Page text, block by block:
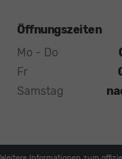
Öffnungszeiten
Mo - Do
Fr
Samstag